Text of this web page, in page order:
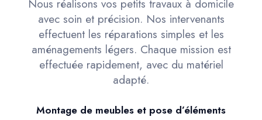
Nous réalisons vos petits travaux à domicile
avec soin et précision. Nos intervenants
effectuent les réparations simples et les
aménagements légers. Chaque mission est
effectuée rapidement, avec du matériel
adapté.
Montage de meubles et pose d’éléments